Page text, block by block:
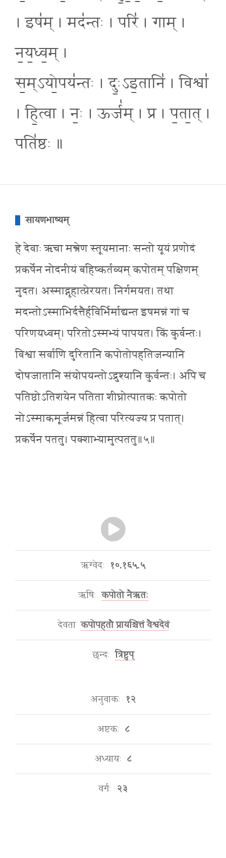
। इष॑म् । मद॑न्तः । परि॑ । गाम् ।
न॒य॒ध्व॒म् ।
स॒म्ऽयो॒पय॑न्तः । दुः॒ऽइ॒तानि॑ । विश्वा॑
। हि॒त्वा । नः॒ । ऊर्ज॑म् । प्र । प॒ता॒त् ।
पति॑ष्ठः ॥
सायणभाष्यम्
हे देवाः ऋचा मन्त्रेण स्तूयमानाः सन्तो यूयं प्रणोदं
प्रकर्षेन नोदनीयं बहिष्कर्तव्यम् कपोतम् पक्षिणम्
नुदत। अस्माद्गृहात्प्रेरयत। निर्गमयत। तथा
मदन्तोऽस्माभिर्दत्तैर्हविर्भिर्माद्यन्त इषमन्नं गां च
परिणयध्वम्। परितोऽस्मभ्यं पापयत। किं कुर्वन्तः।
विश्वा सर्वाणि दुरितानि कपोतोपहतिजन्यानि
दोषजातानि संयोपयन्तोऽद्रुश्यानि कुर्वन्तः। अपि च
पतिष्ठोऽतिशयेन पतिता शीघ्रोत्पातकः कपोतो
नोऽस्माकमूर्जमन्नं हित्वा परित्यज्य प्र पतात्।
प्रकर्षेन पततु। पक्शाभ्यामुत्पततु॥५॥
ऋग्वेदः १०.१६५.५
ऋषिः कपोतो नैऋतः
देवता कपोपहतौ प्रायश्चित्तं वैश्वदेवं
छन्दः त्रिष्टुप्
अनुवाकः १२
अष्टकः ८
अध्यायः ८
वर्गः २३